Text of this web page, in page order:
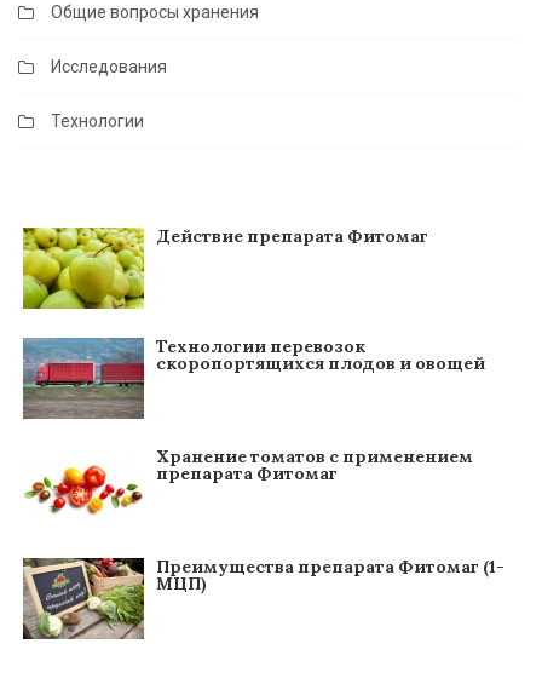
Общие вопросы хранения
Исследования
Технологии
Действие препарата Фитомаг
Технологии перевозок
скоропортящихся плодов и овощей
Хранение томатов с применением
препарата Фитомаг
Преимущества препарата Фитомаг (1-
МЦП)